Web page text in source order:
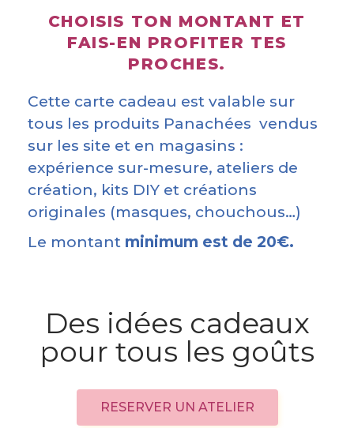
CHOISIS TON MONTANT ET
FAIS-EN PROFITER TES
PROCHES.
Cette carte cadeau est valable sur
tous les produits Panachées vendus
sur les site et en magasins :
expérience sur-mesure, ateliers de
création, kits DIY et créations
originales (masques, chouchous…)
Le montant minimum est de 20€.
Des idées cadeaux
pour tous les goûts
RESERVER UN ATELIER